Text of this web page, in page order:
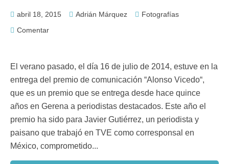
abril 18, 2015 Adrián Márquez
Fotografías
Comentar
El verano pasado, el día 16 de julio de 2014, estuve en la
entrega del premio de comunicación “Alonso Vicedo“,
que es un premio que se entrega desde hace quince
años en Gerena a periodistas destacados. Este año el
premio ha sido para Javier Gutiérrez, un periodista y
paisano que trabajó en TVE como corresponsal en
México, comprometido...